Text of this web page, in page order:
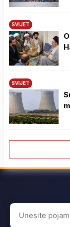
SVIJET
SVIJET
Search
for: